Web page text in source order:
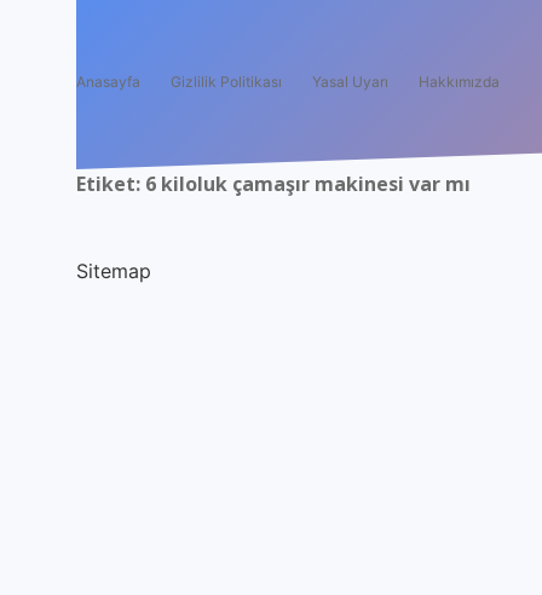
Anasayfa Gizlilik Politikası Yasal Uyarı Hakkımızda
Etiket: 6 kiloluk çamaşır makinesi var mı
Sitemap